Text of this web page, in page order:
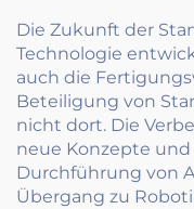
Die Zukunft der
Technologie
auch die
Beteiligung von
nicht dort. Die
neue Konzepte
Durchführung von
Übergang zu